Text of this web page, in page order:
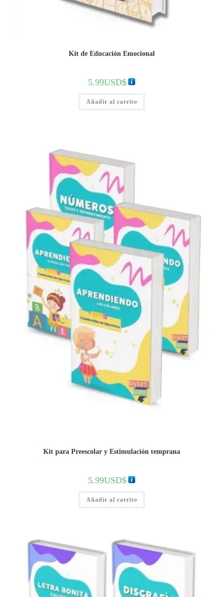
Kit de Educación Emocional
5.99USD$
Añadir al carrito
Kit para Preescolar y Estimulación temprana
5.99USD$
Añadir al carrito